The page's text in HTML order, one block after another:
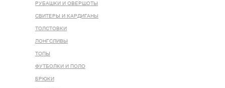
РУБАШКИ И ОВЕРШОТЫ
СВИТЕРЫ И КАРДИГАНЫ
ТОЛСТОВКИ
ЛОНГСЛИВЫ
ТОПЫ
ФУТБОЛКИ И ПОЛО
БРЮКИ